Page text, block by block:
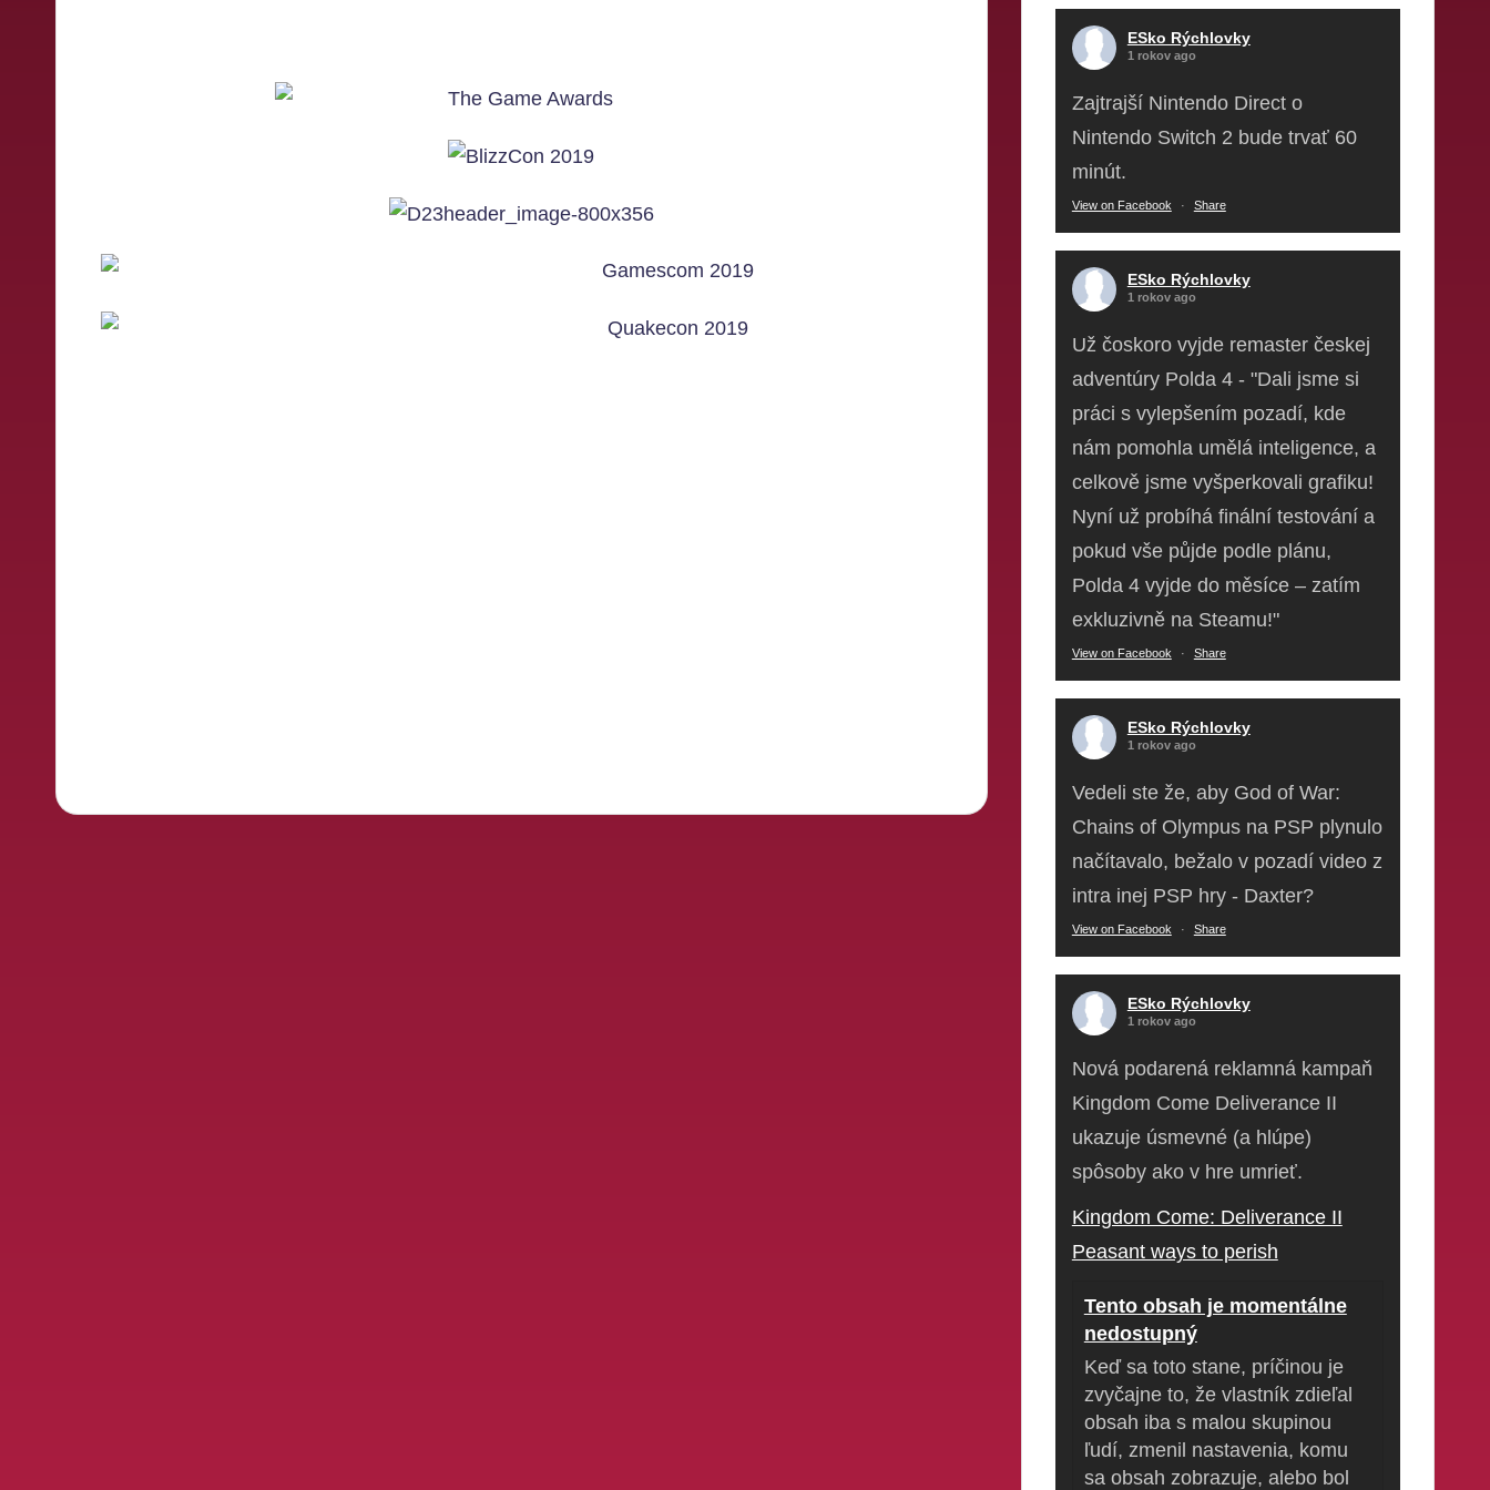
ESko Rýchlovky
1 rokov ago
Zajtrajší Nintendo Direct o
Nintendo Switch 2 bude trvať 60
minút.
View on Facebook · Share
ESko Rýchlovky
1 rokov ago
Už čoskoro vyjde remaster českej
adventúry Polda 4 - "Dali jsme si
práci s vylepšením pozadí, kde
nám pomohla umělá inteligence, a
celkově jsme vyšperkovali grafiku!
Nyní už probíhá finální testování a
pokud vše půjde podle plánu,
Polda 4 vyjde do měsíce – zatím
exkluzivně na Steamu!"
View on Facebook · Share
ESko Rýchlovky
1 rokov ago
Vedeli ste že, aby God of War:
Chains of Olympus na PSP plynulo
načítavalo, bežalo v pozadí video z
intra inej PSP hry - Daxter?
View on Facebook · Share
ESko Rýchlovky
1 rokov ago
Nová podarená reklamná kampaň
Kingdom Come Deliverance II
ukazuje úsmevné (a hlúpe)
spôsoby ako v hre umrieť.
Kingdom Come: Deliverance II
Peasant ways to perish
Tento obsah je momentálne
nedostupný
Keď sa toto stane, príčinou je
zvyčajne to, že vlastník zdieľal
obsah iba s malou skupinou
ľudí, zmenil nastavenia, komu
sa obsah zobrazuje, alebo bol